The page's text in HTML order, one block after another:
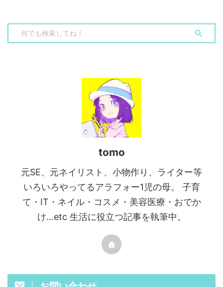
tomo
元SE、元ネイリスト、小物作り、ライター等
いろいろやってるアラフォー1児の母。 子育
て・IT・ネイル・コスメ・美容医療・おでか
け…etc 生活に役立つ記事を執筆中。